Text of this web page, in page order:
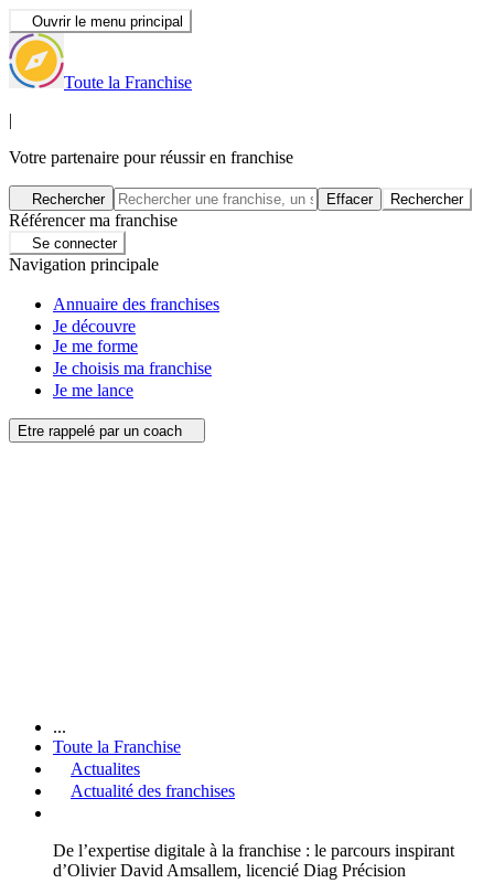
Ouvrir le menu principal
Toute la Franchise
|
Votre partenaire pour réussir en franchise
Rechercher Effacer Rechercher
Référencer ma franchise
Se connecter
Navigation principale
Annuaire des franchises
Je découvre
Je me forme
Je choisis ma franchise
Je me lance
Etre rappelé par un coach
...
Toute la Franchise
Actualites
Actualité des franchises
De l’expertise digitale à la franchise : le parcours inspirant
d’Olivier David Amsallem, licencié Diag Précision